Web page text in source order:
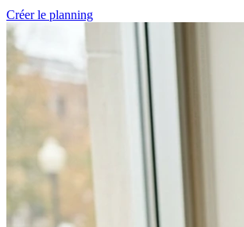
Créer le planning